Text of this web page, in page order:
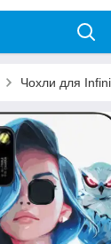
Чохли для